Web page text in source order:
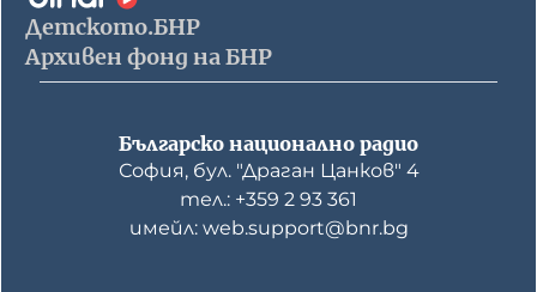
Детското.БНР
Архивен фонд на БНР
Българско национално радио
София, бул. "Драган Цанков" 4
тел.: +359 2 93 361
имейл: web.support@bnr.bg